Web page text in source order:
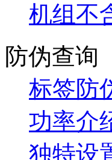
机组不
防伪查询
标签防
功率介
独特设